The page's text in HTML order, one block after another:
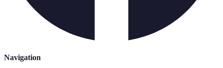
Navigation